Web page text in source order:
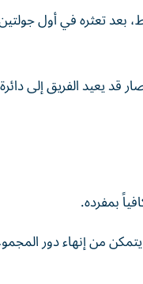
بعد تعثره في أول
قد يعيد الفريق إلى دائرة
بمفرده.
يتمكن من إنهاء دور